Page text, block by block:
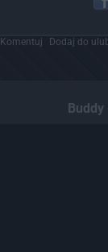
Komentuj Dodaj do